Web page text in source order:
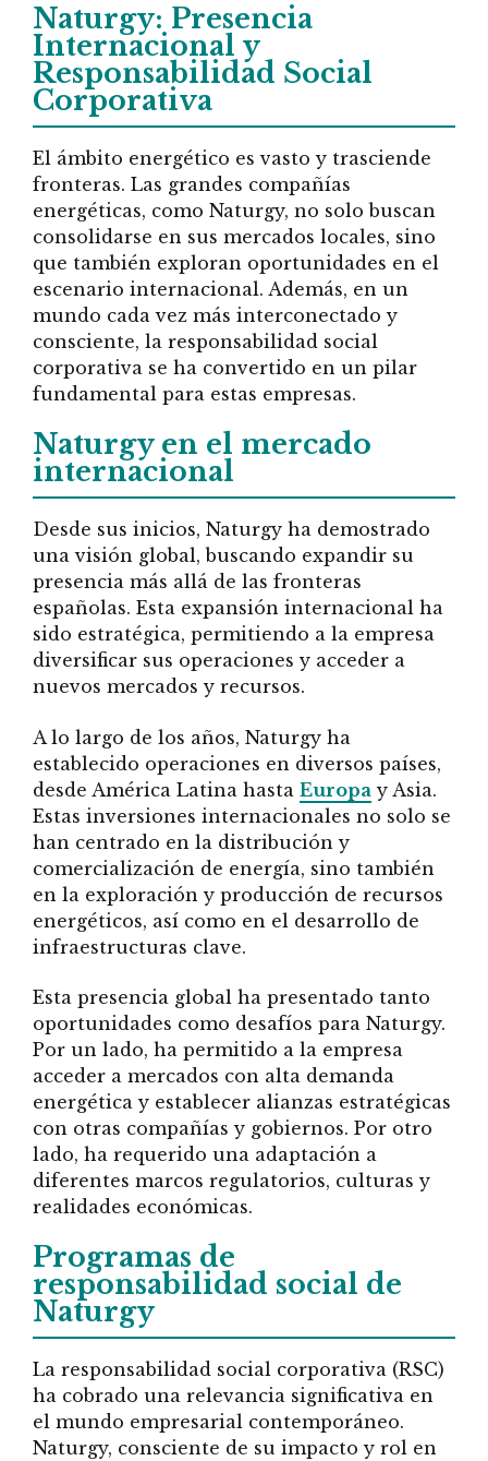
Naturgy: Presencia
Internacional y
Responsabilidad Social
Corporativa
El ámbito energético es vasto y trasciende
fronteras. Las grandes compañías
energéticas, como Naturgy, no solo buscan
consolidarse en sus mercados locales, sino
que también exploran oportunidades en el
escenario internacional. Además, en un
mundo cada vez más interconectado y
consciente, la responsabilidad social
corporativa se ha convertido en un pilar
fundamental para estas empresas.
Naturgy en el mercado
internacional
Desde sus inicios, Naturgy ha demostrado
una visión global, buscando expandir su
presencia más allá de las fronteras
españolas. Esta expansión internacional ha
sido estratégica, permitiendo a la empresa
diversificar sus operaciones y acceder a
nuevos mercados y recursos.
A lo largo de los años, Naturgy ha
establecido operaciones en diversos países,
desde América Latina hasta Europa y Asia.
Estas inversiones internacionales no solo se
han centrado en la distribución y
comercialización de energía, sino también
en la exploración y producción de recursos
energéticos, así como en el desarrollo de
infraestructuras clave.
Esta presencia global ha presentado tanto
oportunidades como desafíos para Naturgy.
Por un lado, ha permitido a la empresa
acceder a mercados con alta demanda
energética y establecer alianzas estratégicas
con otras compañías y gobiernos. Por otro
lado, ha requerido una adaptación a
diferentes marcos regulatorios, culturas y
realidades económicas.
Programas de
responsabilidad social de
Naturgy
La responsabilidad social corporativa (RSC)
ha cobrado una relevancia significativa en
el mundo empresarial contemporáneo.
Naturgy, consciente de su impacto y rol en